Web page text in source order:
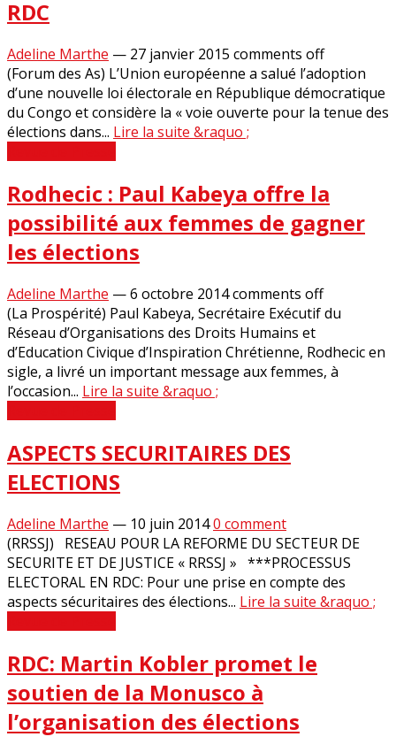
RDC
Adeline Marthe — 27 janvier 2015 comments off
(Forum des As) L’Union européenne a salué l’adoption
d’une nouvelle loi électorale en République démocratique
du Congo et considère la « voie ouverte pour la tenue des
élections dans... Lire la suite &raquo ;
Rodhecic : Paul Kabeya offre la
possibilité aux femmes de gagner
les élections
Adeline Marthe —6 octobre 2014comments off
(La Prospérité) Paul Kabeya, Secrétaire Exécutif du
Réseau d’Organisations des Droits Humains et
d’Education Civique d’Inspiration Chrétienne, Rodhecic en
sigle, a livré un important message aux femmes, à
l’occasion... Lire la suite &raquo ;
ASPECTS SECURITAIRES DES
ELECTIONS
Adeline Marthe — 10 juin 20140 comment
(RRSSJ) RESEAU POUR LA REFORME DU SECTEUR DE
SECURITE ET DE JUSTICE « RRSSJ » ***PROCESSUS
ELECTORAL EN RDC: Pour une prise en compte des
aspects sécuritaires des élections... Lire la suite &raquo ;
RDC: Martin Kobler promet le
soutien de la Monusco à
l’organisation des élections